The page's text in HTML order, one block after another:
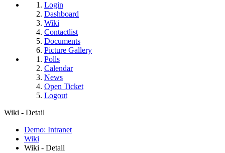
Login
Dashboard
Wiki
Contactlist
Documents
Picture Gallery
Polls
Calendar
News
Open Ticket
Logout
Wiki - Detail
Demo: Intranet
Wiki
Wiki - Detail